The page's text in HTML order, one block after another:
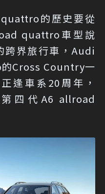
的歷史要從
quattro車型說
跨界旅行車，Audi
Cross Country一
逢車系20周年，
四代A6 allroad